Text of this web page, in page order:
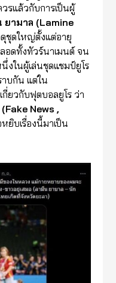
รแล้วกับการเป็นผู้
ยามาล (Lamine
ชุดใหญ่ตั้งแต่อายุ
ลอดทั้งทัวร์นาเมนต์ จน
งในผู้เล่นชุดแชมป์ยูโร
บกัน แต่ใน
กี่ยวกับฟุตบอลยูโร ว่า
News ,
ยิบเรื่องนี้มาเป็น